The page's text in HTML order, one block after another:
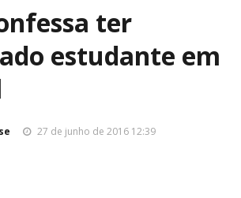
ter
estudante em
27 de junho de 2016 12:39